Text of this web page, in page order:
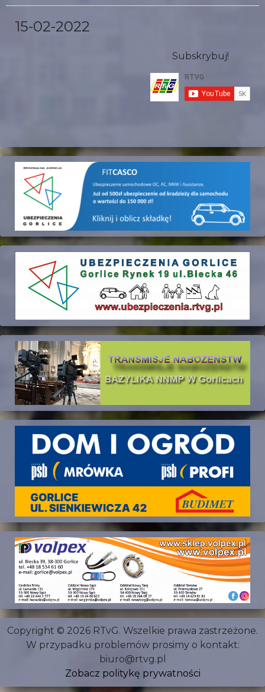
15-02-2022
Subskrybuj!
Copyright © 2026 RTvG. Wszelkie prawa zastrzeżone.
W przypadku problemów prosimy o kontakt:
biuro@rtvg.pl
Zobacz politykę prywatności